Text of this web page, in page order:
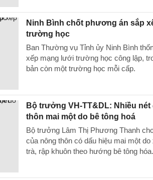
Ninh Bình chốt phương án sắp
trường học
Ban Thường vụ Tỉnh ủy Ninh Bình
xếp mạng lưới trường học công lập,
bản còn một trường học mỗi cấp.
Bộ trưởng VH-TT&DL: Nhiều
thôn mai một do bê tông hoá
Bộ trưởng Lâm Thị Phương Thanh
của nông thôn có dấu hiệu mai một
trà, rập khuôn theo hướng bê tông hóa.